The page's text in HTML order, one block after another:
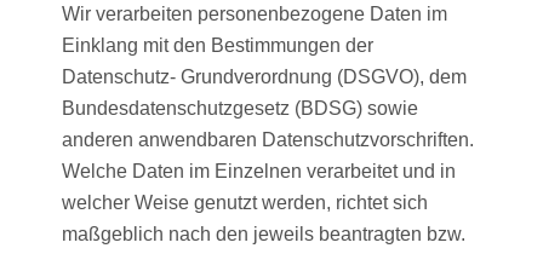
Wir verarbeiten personenbezogene Daten im
Einklang mit den Bestimmungen der
Datenschutz- Grundverordnung (DSGVO), dem
Bundesdatenschutzgesetz (BDSG) sowie
anderen anwendbaren Datenschutzvorschriften.
Welche Daten im Einzelnen verarbeitet und in
welcher Weise genutzt werden, richtet sich
maßgeblich nach den jeweils beantragten bzw.